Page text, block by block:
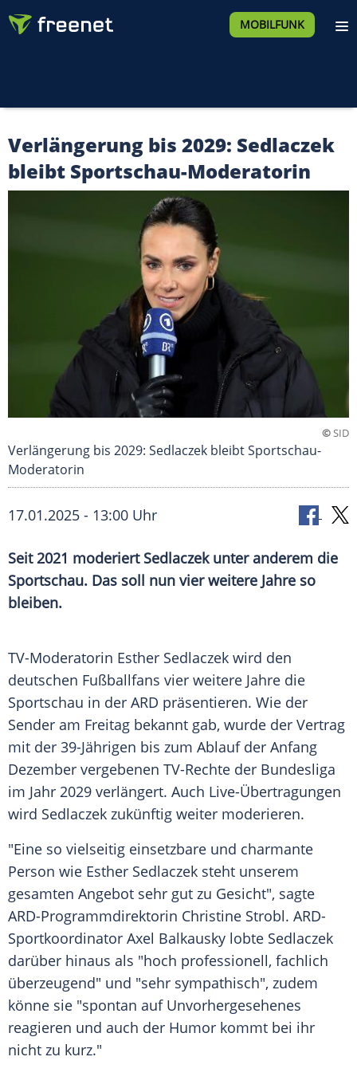
MOBILFUNK
Verlängerung bis 2029: Sedlaczek
bleibt Sportschau-Moderatorin
©SID
Verlängerung bis 2029: Sedlaczek bleibt Sportschau-
Moderatorin
17.01.2025 - 13:00 Uhr
Seit 2021 moderiert Sedlaczek unter anderem die
Sportschau. Das soll nun vier weitere Jahre so
bleiben.
TV-Moderatorin Esther Sedlaczek wird den
deutschen Fußballfans vier weitere Jahre die
Sportschau in der ARD präsentieren. Wie der
Sender am Freitag bekannt gab, wurde der Vertrag
mit der 39-Jährigen bis zum Ablaufder Anfang
Dezember vergebenen TV-Rechte der Bundesliga
im Jahr 2029 verlängert. Auch Live-Übertragungen
wird Sedlaczek zukünftig weiter moderieren.
"Eine so vielseitig einsetzbare und charmante
Person wie Esther Sedlaczek steht unserem
gesamten Angebot sehr gut zu Gesicht", sagte
ARD-Programmdirektorin Christine Strobl. ARD-
Sportkoordinator Axel Balkausky lobte Sedlaczek
darüber hinaus als "hoch professionell, fachlich
überzeugend" und "sehr sympathisch", zudem
könne sie "spontan auf Unvorhergesehenes
reagieren und auch der Humor kommt bei ihr
nicht zu kurz."